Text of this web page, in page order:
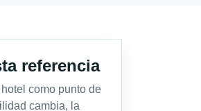
referencia
como punto de
cambia, la